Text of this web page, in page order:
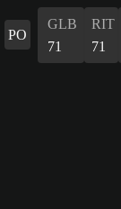
PO
GLB
71
RIT
71